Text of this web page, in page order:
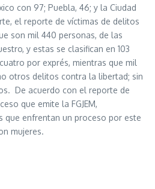
con 97; Puebla, 46; y la Ciudad
el reporte de víctimas de delitos
son mil 440 personas, de las
y estas se clasifican en 103
por exprés, mientras que mil
otros delitos contra la libertad; sin
De acuerdo con el reporte de
que emite la FGJEM,
que enfrentan un proceso por este
mujeres.